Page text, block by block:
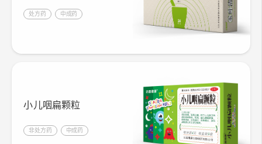
处方药 中成药
小儿咽扁颗粒
非处方药 中成药